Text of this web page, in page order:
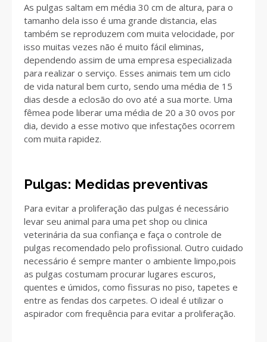
As pulgas saltam em média 30 cm de altura, para o
tamanho dela isso é uma grande distancia, elas
também se reproduzem com muita velocidade, por
isso muitas vezes não é muito fácil eliminas,
dependendo assim de uma empresa especializada
para realizar o serviço. Esses animais tem um ciclo
de vida natural bem curto, sendo uma média de 15
dias desde a eclosão do ovo até a sua morte. Uma
fêmea pode liberar uma média de 20 a 30 ovos por
dia, devido a esse motivo que infestações ocorrem
com muita rapidez.
Pulgas: Medidas preventivas
Para evitar a proliferação das pulgas é necessário
levar seu animal para uma pet shop ou clinica
veterinária da sua confiança e faça o controle de
pulgas recomendado pelo profissional. Outro cuidado
necessário é sempre manter o ambiente limpo,pois
as pulgas costumam procurar lugares escuros,
quentes e úmidos, como fissuras no piso, tapetes e
entre as fendas dos carpetes. O ideal é utilizar o
aspirador com frequência para evitar a proliferação.